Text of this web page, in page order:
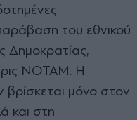
του εθνικού
Δημοκρατίας,
NOTAM. Η
βρίσκεται μόνο στον
και στη